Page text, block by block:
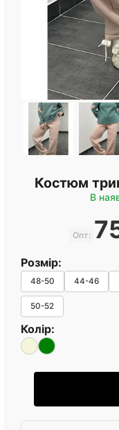
Костюм
В
Опт:
Розмір:
48-50 44-46
50-52
Колір: